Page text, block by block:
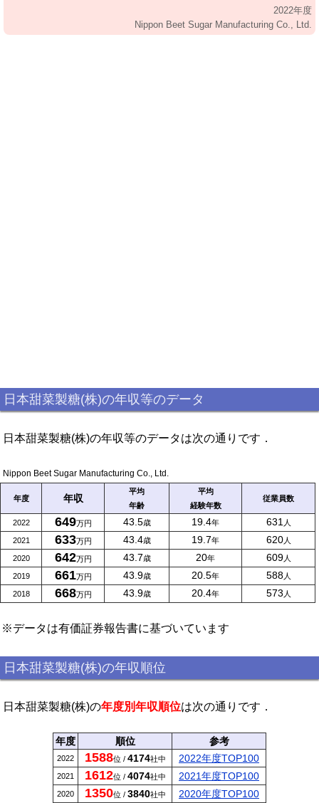
2022年度
Nippon Beet Sugar Manufacturing Co., Ltd.
日本甜菜製糖(株)の年収等のデータ
日本甜菜製糖(株)の年収等のデータは次の通りです．
Nippon Beet Sugar Manufacturing Co., Ltd.
年度 年収
平均
年齢
平均
経験年数
従業員数
2022 649万円 43.5歳 19.4年 631 人
2021 633万円 43.4歳 19.7年 620人
2020 642万円 43.7歳 20年 609人
2019 661万円 43.9歳 20.5年 588人
2018 668万円 43.9歳 20.4年 573 人
※データは有価証券報告書に基づいています
日本甜菜製糖(株)の年収順位
日本甜菜製糖(株)の年度別年収順位は次の通りです．
年度 順位 参考
2022 1588位 / 4174社中 2022年度TOP100
2021 1612位 / 4074社中 2021年度TOP100
2020 1350位 / 3840社中 2020年度TOP100